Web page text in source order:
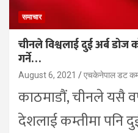
समाचार
चीनले विश्वलाई दुई अर्ब डोज
गर्ने…
August 6, 2021 एचकेनेपाल डट
काठमाडौं, चीनले यसै
देशलाई कम्तीमा पनि